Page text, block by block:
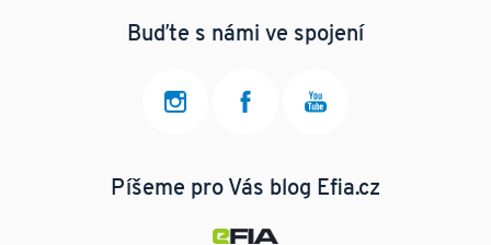
Buďte s námi ve spojení
Píšeme pro Vás blog Efia.cz